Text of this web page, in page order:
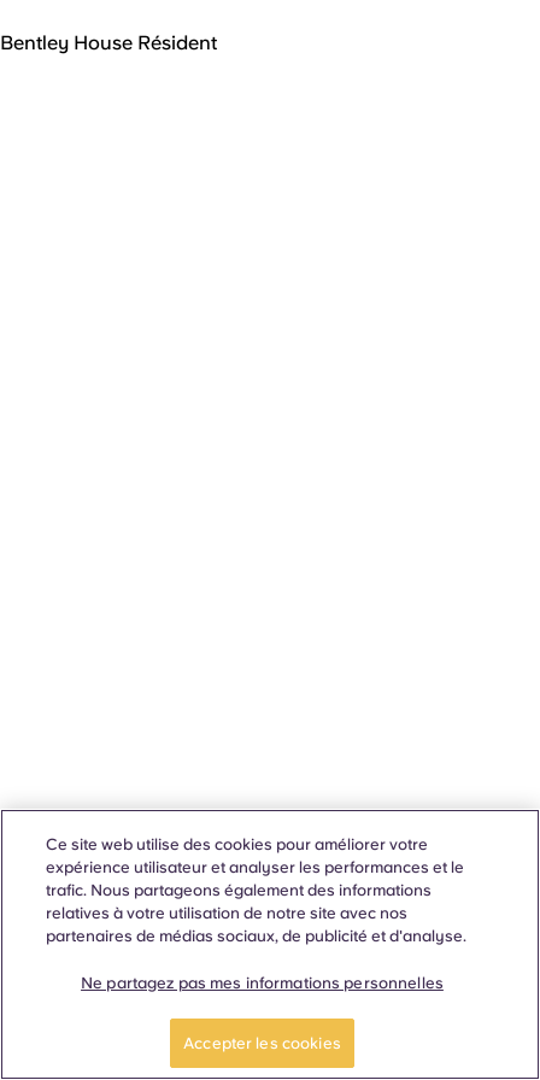
Bentley House Résident
Ce site web utilise des cookies pour améliorer votre
expérience utilisateur et analyser les performances et le
trafic. Nous partageons également des informations
relatives à votre utilisation de notre site avec nos
partenaires de médias sociaux, de publicité et d'analyse.
Ne partagez pas mes informations personnelles
Accepter les cookies